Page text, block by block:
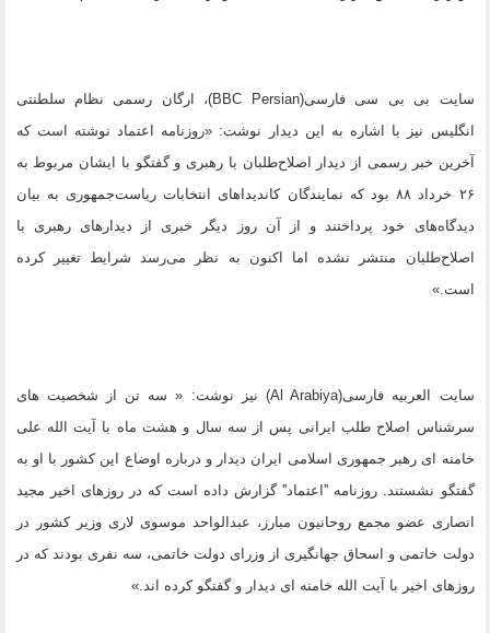
سایت بی بی سی فارسی(BBC Persian)، ارگان رسمی نظام سلطنتی
انگلیس نیز با اشاره به این دیدار نوشت: «روزنامه اعتماد نوشته است که
آخرين خبر رسمی از ديدار اصلاح‌طلبان با رهبری و گفتگو با ايشان مربوط به
۲۶ خرداد ۸۸ بود که نمايندگان کانديداهای انتخابات رياست‌جمهوری به بيان
ديدگاه‌های خود پرداختند و از آن روز ديگر خبری از ديدارهای رهبری با
اصلاح‌طلبان منتشر نشده اما اکنون به نظر می‌رسد شرايط تغيير کرده
است.»
سایت العربیه فارسی(Al Arabiya) نیز نوشت: « سه تن از شخصیت های
سرشناس اصلاح طلب ایرانی پس از سه سال و هشت ماه با آیت الله علی
خامنه ای رهبر جمهوری اسلامی ایران دیدار و درباره اوضاع این کشور با او به
گفتگو نشستند. روزنامه ''اعتماد'' گزارش داده است که در روزهای اخیر مجید
انصاری عضو مجمع روحانیون مبارز، عبدالواحد موسوی لاری وزیر کشور در
دولت خاتمی و اسحاق جهانگیری از وزرای دولت خاتمی، سه نفری بودند که در
روزهای اخیر با آیت الله خامنه ای دیدار و گفتگو کرده اند.»